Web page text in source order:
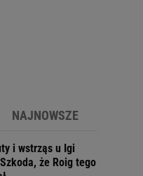
NAJNOWSZE
i wstrząs u Igi
że Roig tego